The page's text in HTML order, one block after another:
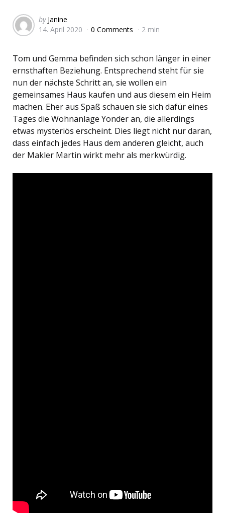
Posted
by
by Janine
14. April 2020
0 Comments 2 min
Tom und Gemma befinden sich schon länger in einer
ernsthaften Beziehung. Entsprechend steht für sie
nun der nächste Schritt an, sie wollen ein
gemeinsames Haus kaufen und aus diesem ein Heim
machen. Eher aus Spaß schauen sie sich dafür eines
Tages die Wohnanlage Yonder an, die allerdings
etwas mysteriös erscheint. Dies liegt nicht nur daran,
dass einfach jedes Haus dem anderen gleicht, auch
der Makler Martin wirkt mehr als merkwürdig.